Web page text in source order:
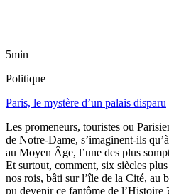
5min
Politique
Paris, le mystère d’un palais disparu
Les promeneurs, touristes ou
de Notre-Dame, s’imaginent-ils
au Moyen Âge, l’une des plus
Et surtout, comment, six siècles
nos rois, bâti sur l’île de la Cité, au
pu devenir ce fantôme de l’Histoire